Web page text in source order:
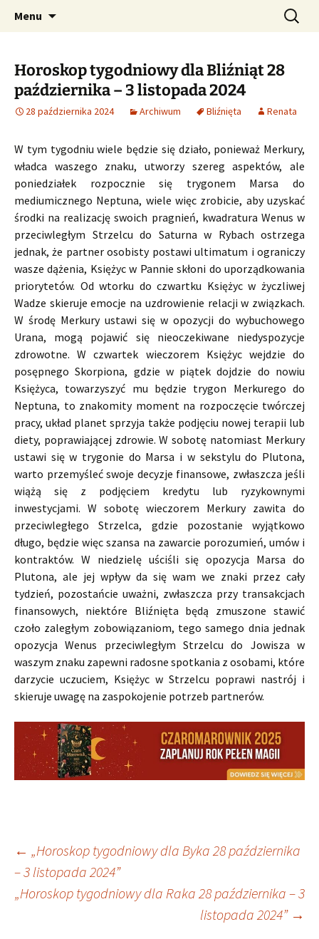
CzaroMarowy horoskop
dzienny, miesięczny i
tygodniowy
Profesjonalne przepowiednie astrologiczne
Menu Szukaj:
Horoskop tygodniowy dla Bliźniąt 28
października – 3 listopada 2024
28 października 2024 Archiwum Bliźnięta Renata
W tym tygodniu wiele będzie się działo, ponieważ Merkury,
władca waszego znaku, utworzy szereg aspektów, ale
poniedziałek rozpocznie się trygonem Marsa do
mediumicznego Neptuna, wiele więc zrobicie, aby uzyskać
środki na realizację swoich pragnień, kwadratura Wenus w
przeciwległym Strzelcu do Saturna w Rybach ostrzega
jednak, że partner osobisty postawi ultimatum i ograniczy
wasze dążenia, Księżyc w Pannie skłoni do uporządkowania
priorytetów. Od wtorku do czwartku Księżyc w życzliwej
Wadze skieruje emocje na uzdrowienie relacji w związkach.
W środę Merkury ustawi się w opozycji do wybuchowego
Urana, mogą pojawić się nieoczekiwane niedyspozycje
zdrowotne. W czwartek wieczorem Księżyc wejdzie do
posępnego Skorpiona, gdzie w piątek dojdzie do nowiu
Księżyca, towarzyszyć mu będzie trygon Merkurego do
Neptuna, to znakomity moment na rozpoczęcie twórczej
pracy, układ planet sprzyja także podjęciu nowej terapii lub
diety, poprawiającej zdrowie. W sobotę natomiast Merkury
ustawi się w trygonie do Marsa i w sekstylu do Plutona,
warto przemyśleć swoje decyzje finansowe, zwłaszcza jeśli
wiążą się z podjęciem kredytu lub ryzykownymi
inwestycjami. W sobotę wieczorem Merkury zawita do
przeciwległego Strzelca, gdzie pozostanie wyjątkowo
długo, będzie więc szansa na zawarcie porozumień, umów i
kontraktów. W niedzielę uściśli się opozycja Marsa do
Plutona, ale jej wpływ da się wam we znaki przez cały
tydzień, pozostańcie uważni, zwłaszcza przy transakcjach
finansowych, niektóre Bliźnięta będą zmuszone stawić
czoło zaległym zobowiązaniom, tego samego dnia jednak
opozycja Wenus przeciwległym Strzelcu do Jowisza w
waszym znaku zapewni radosne spotkania z osobami, które
darzycie uczuciem, Księżyc w Strzelcu poprawi nastrój i
skieruje uwagę na zaspokojenie potrzeb partnerów.
Nawigacja
wpisu
← „Horoskop tygodniowy dla Byka 28 października
– 3 listopada 2024”
„Horoskop tygodniowy dla Raka 28 października – 3
listopada 2024” →